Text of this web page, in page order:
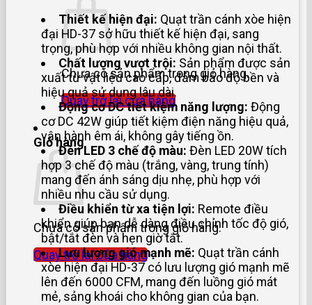
Chưa có sản phẩm trong giỏ hàng.
Quay trở lại cửa hàng
Giỏ hàng
Chưa có sản phẩm trong giỏ hàng.
Quay trở lại cửa hàng
Thiết kế hiện đại: Quạt trần cánh xòe hiện
đại HD-37 sở hữu thiết kế hiện đại, sang
trọng, phù hợp với nhiều không gian nội thất.
Chất lượng vượt trội: Sản phẩm được sản
xuất từ vật liệu cao cấp, đảm bảo độ bền và
hiệu quả sử dụng lâu dài.
Động cơ DC tiết kiệm năng lượng: Động
cơ DC 42W giúp tiết kiệm điện năng hiệu quả,
vận hành êm ái, không gây tiếng ồn.
Đèn LED 3 chế độ màu: Đèn LED 20W tích
hợp 3 chế độ màu (trắng, vàng, trung tính)
mang đến ánh sáng dịu nhẹ, phù hợp với
nhiều nhu cầu sử dụng.
Điều khiển từ xa tiện lợi: Remote điều
khiển giúp bạn dễ dàng điều chỉnh tốc độ gió,
bật/tắt đèn và hẹn giờ tắt.
Lưu lượng gió mạnh mẽ: Quạt trần cánh
xòe hiện đại HD-37 có lưu lượng gió mạnh mẽ
lên đến 6000 CFM, mang đến luồng gió mát
mẻ, sảng khoái cho không gian của bạn.